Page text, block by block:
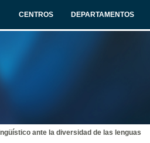
CENTROS DEPARTAMENTOS
ante la diversidad de las lenguas